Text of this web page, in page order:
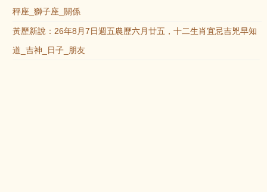
秤座_獅子座_關係
黃歷新說：26年8月7日週五農歷六月廿五，十二生肖宜忌吉兇早知
道_吉神_日子_朋友